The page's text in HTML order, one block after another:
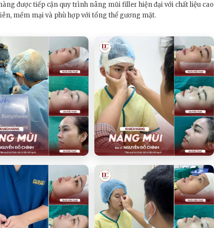
được tiếp cận quy trình nâng mũi filler hiện đại với chất liệu cao
mềm mại và phù hợp với tổng thể gương mặt.